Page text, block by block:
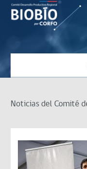
Noticias del Comité